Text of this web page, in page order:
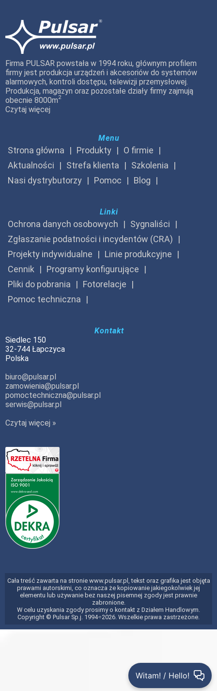
Firma PULSAR powstała w 1994 roku, głównym profilem
firmy jest produkcja urządzeń i akcesoriów do systemów
alarmowych, kontroli dostępu, telewizji przemysłowej.
Produkcja, magazyn oraz pozostałe działy firmy zajmują
obecnie 8000m2
Czytaj więcej
Menu
Strona główna Produkty
O firmie
Aktualności
Strefa klienta
Szkolenia
Nasi dystrybutorzy
Pomoc Blog
Linki
Ochrona danych osobowych
Sygnaliści
Zgłaszanie podatności i incydentów (CRA)
Projekty indywidualne
Linie produkcyjne
Cennik
Programy konfigurujące
Pliki do pobrania
Fotorelacje
Pomoc techniczna
Kontakt
Siedlec 150
32-744 Łapczyca
Polska
biuro@pulsar.pl
zamowienia@pulsar.pl
pomoctechniczna@pulsar.pl
serwis@pulsar.pl
Czytaj więcej »
Cała treść zawarta na stronie www.pulsar.pl, tekst oraz grafika jest objęta
prawami autorskimi, co oznacza że kopiowanie jakiegokolwiek jej
elementu lub używanie bez naszej pisemnej zgody jest prawnie
zabronione.
W celu uzyskania zgody prosimy o kontakt z Działem Handlowym.
Copyright © Pulsar Sp.j. 1994÷2026. Wszelkie prawa zastrzeżone.
Witam! / Hello!